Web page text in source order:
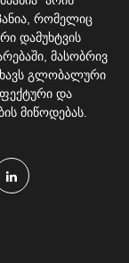
რომელიც
დამუხტვის
მასობრივ
გლობალური
და
მიწოდებას.